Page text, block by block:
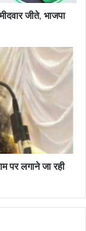
जीते, भाजपा
पर लगाने जा रही